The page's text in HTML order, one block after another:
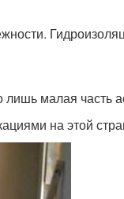
малая часть
на этой